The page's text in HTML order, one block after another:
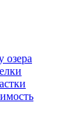
озера